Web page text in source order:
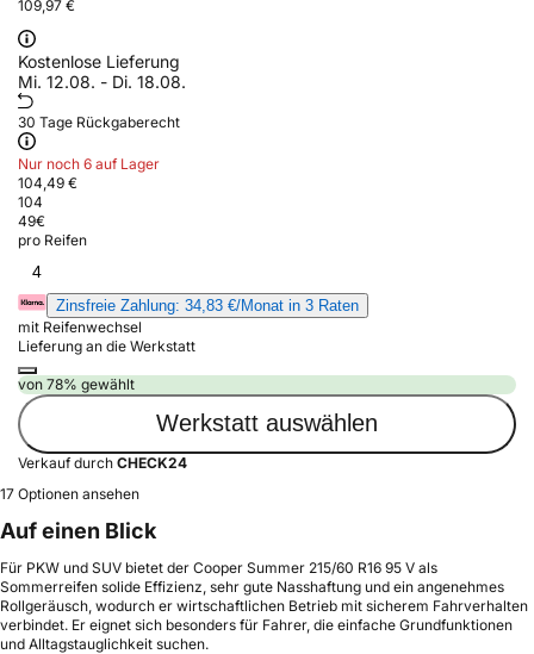
109,97 €
Kostenlose Lieferung
Mi. 12.08. - Di. 18.08.
30 Tage Rückgaberecht
Nur noch 6 auf Lager
104,49 €
104
49€
pro Reifen
4
Zinsfreie Zahlung: 34,83 €/Monat in 3 Raten
mit Reifenwechsel
Lieferung an die Werkstatt
von 78% gewählt
Werkstatt auswählen
Verkauf durch CHECK24
17 Optionen ansehen
Auf einen Blick
Für PKW und SUV bietet der Cooper Summer 215/60 R16 95 V als
Sommerreifen solide Effizienz, sehr gute Nasshaftung und ein angenehmes
Rollgeräusch, wodurch er wirtschaftlichen Betrieb mit sicherem Fahrverhalten
verbindet. Er eignet sich besonders für Fahrer, die einfache Grundfunktionen
und Alltagstauglichkeit suchen.